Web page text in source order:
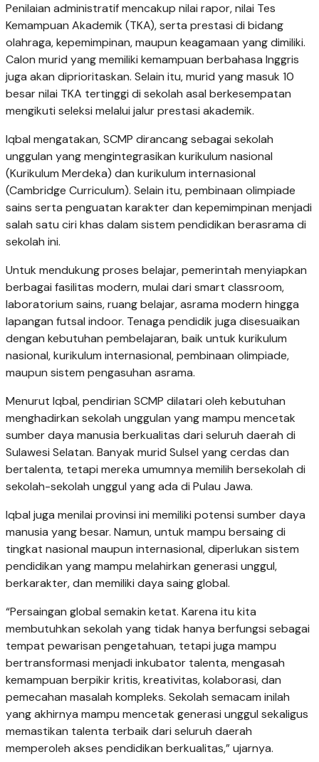
Penilaian administratif mencakup nilai rapor, nilai Tes
Kemampuan Akademik (TKA), serta prestasi di bidang
olahraga, kepemimpinan, maupun keagamaan yang dimiliki.
Calon murid yang memiliki kemampuan berbahasa Inggris
juga akan diprioritaskan. Selain itu, murid yang masuk 10
besar nilai TKA tertinggi di sekolah asal berkesempatan
mengikuti seleksi melalui jalur prestasi akademik.
Iqbal mengatakan, SCMP dirancang sebagai sekolah
unggulan yang mengintegrasikan kurikulum nasional
(Kurikulum Merdeka) dan kurikulum internasional
(Cambridge Curriculum). Selain itu, pembinaan olimpiade
sains serta penguatan karakter dan kepemimpinan menjadi
salah satu ciri khas dalam sistem pendidikan berasrama di
sekolah ini.
Untuk mendukung proses belajar, pemerintah menyiapkan
berbagai fasilitas modern, mulai dari smart classroom,
laboratorium sains, ruang belajar, asrama modern hingga
lapangan futsal indoor. Tenaga pendidik juga disesuaikan
dengan kebutuhan pembelajaran, baik untuk kurikulum
nasional, kurikulum internasional, pembinaan olimpiade,
maupun sistem pengasuhan asrama.
Menurut Iqbal, pendirian SCMP dilatari oleh kebutuhan
menghadirkan sekolah unggulan yang mampu mencetak
sumber daya manusia berkualitas dari seluruh daerah di
Sulawesi Selatan. Banyak murid Sulsel yang cerdas dan
bertalenta, tetapi mereka umumnya memilih bersekolah di
sekolah-sekolah unggul yang ada di Pulau Jawa.
Iqbal juga menilai provinsi ini memiliki potensi sumber daya
manusia yang besar. Namun, untuk mampu bersaing di
tingkat nasional maupun internasional, diperlukan sistem
pendidikan yang mampu melahirkan generasi unggul,
berkarakter, dan memiliki daya saing global.
“Persaingan global semakin ketat. Karena itu kita
membutuhkan sekolah yang tidak hanya berfungsi sebagai
tempat pewarisan pengetahuan, tetapi juga mampu
bertransformasi menjadi inkubator talenta, mengasah
kemampuan berpikir kritis, kreativitas, kolaborasi, dan
pemecahan masalah kompleks. Sekolah semacam inilah
yang akhirnya mampu mencetak generasi unggul sekaligus
memastikan talenta terbaik dari seluruh daerah
memperoleh akses pendidikan berkualitas,” ujarnya.